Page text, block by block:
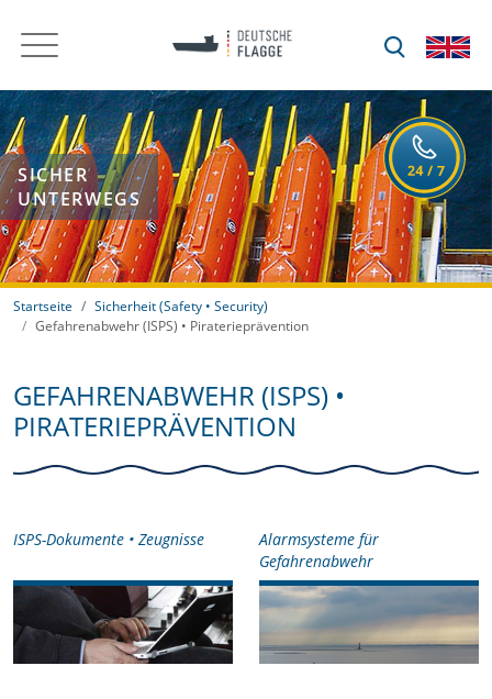
SICHER
UNTERWEGS
Startseite
Sicherheit (Safety • Security)
Gefahrenabwehr (ISPS) • Piraterieprävention
GEFAHRENABWEHR (ISPS) •
PIRATERIEPRÄVENTION
ISPS-Dokumente • Zeugnisse
Alarmsysteme für
Gefahrenabwehr